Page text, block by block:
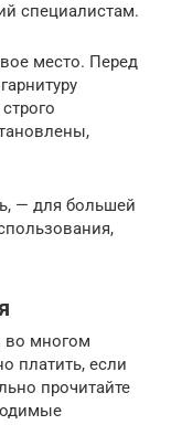
специалистам.
место. Перед
— для большей
во многом
платить, если
прочитайте